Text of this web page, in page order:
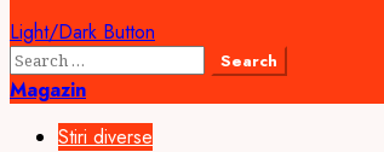
Light/Dark Button
Search
for:
Magazin
Stiri diverse